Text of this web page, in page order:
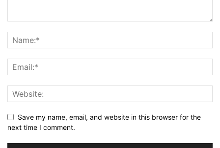
Save my name, email, and website in this browser for the
next time I comment.